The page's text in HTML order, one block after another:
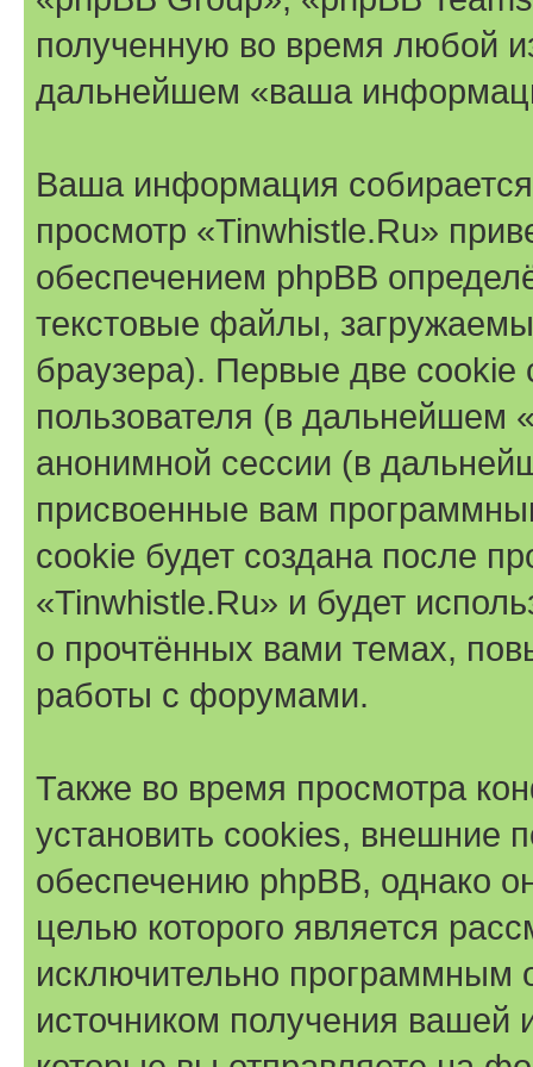
полученную во время любой
дальнейшем «ваша
Ваша информация
просмотр «Tinwhistle.Ru»
обеспечением phpBB
текстовые файлы,
браузера). Первые две cookie
пользователя (в дальнейшем
анонимной сессии (в
присвоенные вам
cookie будет создана после
«Tinwhistle.Ru» и будет
о прочтённых вами темах,
работы с форумами.
Также во время просмотра
установить cookies, внешние
обеспечению phpBB, однако
целью которого является
исключительно программным
источником получения